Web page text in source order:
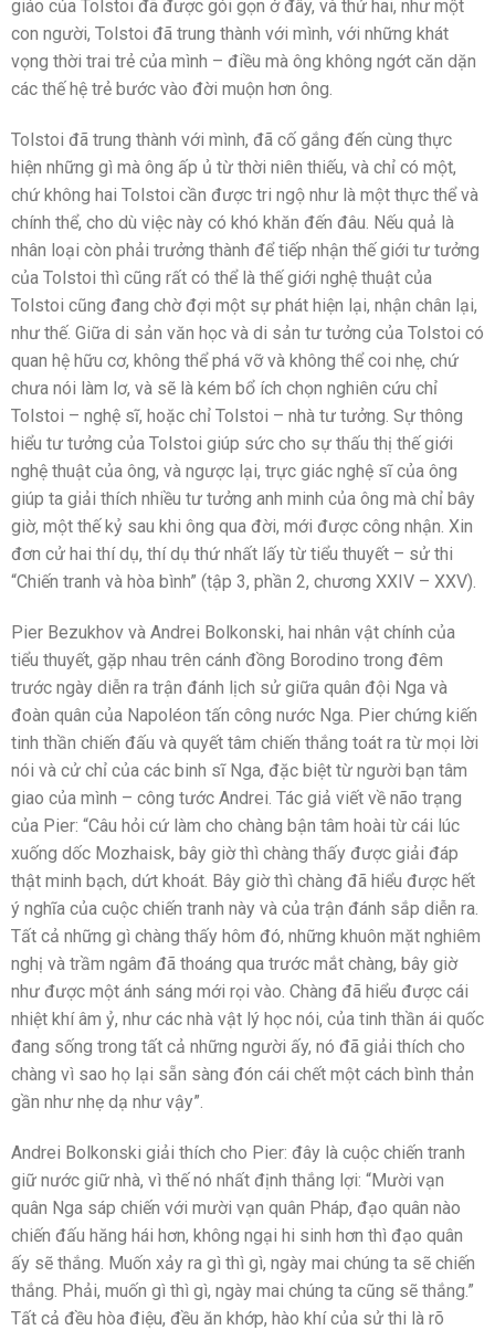
giáo của Tolstoi đã được gói gọn ở đây, và thứ hai, như một
con người, Tolstoi đã trung thành với mình, với những khát
vọng thời trai trẻ của mình – điều mà ông không ngớt căn dặn
các thế hệ trẻ bước vào đời muộn hơn ông.
Tolstoi đã trung thành với mình, đã cố gắng đến cùng thực
hiện những gì mà ông ấp ủ từ thời niên thiếu, và chỉ có một,
chứ không hai Tolstoi cần được tri ngộ như là một thực thể và
chính thể, cho dù việc này có khó khăn đến đâu. Nếu quả là
nhân loại còn phải trưởng thành để tiếp nhận thế giới tư tưởng
của Tolstoi thì cũng rất có thể là thế giới nghệ thuật của
Tolstoi cũng đang chờ đợi một sự phát hiện lại, nhận chân lại,
như thế. Giữa di sản văn học và di sản tư tưởng của Tolstoi có
quan hệ hữu cơ, không thể phá vỡ và không thể coi nhẹ, chứ
chưa nói làm lơ, và sẽ là kém bổ ích chọn nghiên cứu chỉ
Tolstoi – nghệ sĩ, hoặc chỉ Tolstoi – nhà tư tưởng. Sự thông
hiểu tư tưởng của Tolstoi giúp sức cho sự thấu thị thế giới
nghệ thuật của ông, và ngược lại, trực giác nghệ sĩ của ông
giúp ta giải thích nhiều tư tưởng anh minh của ông mà chỉ bây
giờ, một thế kỷ sau khi ông qua đời, mới được công nhận. Xin
đơn cử hai thí dụ, thí dụ thứ nhất lấy từ tiểu thuyết – sử thi
“Chiến tranh và hòa bình” (tập 3, phần 2, chương XXIV – XXV).
Pier Bezukhov và Andrei Bolkonski, hai nhân vật chính của
tiểu thuyết, gặp nhau trên cánh đồng Borodino trong đêm
trước ngày diễn ra trận đánh lịch sử giữa quân đội Nga và
đoàn quân của Napoléon tấn công nước Nga. Pier chứng kiến
tinh thần chiến đấu và quyết tâm chiến thắng toát ra từ mọi lời
nói và cử chỉ của các binh sĩ Nga, đặc biệt từ người bạn tâm
giao của mình – công tước Andrei. Tác giả viết về não trạng
của Pier: “Câu hỏi cứ làm cho chàng bận tâm hoài từ cái lúc
xuống dốc Mozhaisk, bây giờ thì chàng thấy được giải đáp
thật minh bạch, dứt khoát. Bây giờ thì chàng đã hiểu được hết
ý nghĩa của cuộc chiến tranh này và của trận đánh sắp diễn ra.
Tất cả những gì chàng thấy hôm đó, những khuôn mặt nghiêm
nghị và trầm ngâm đã thoáng qua trước mắt chàng, bây giờ
như được một ánh sáng mới rọi vào. Chàng đã hiểu được cái
nhiệt khí âm ỷ, như các nhà vật lý học nói, của tinh thần ái quốc
đang sống trong tất cả những người ấy, nó đã giải thích cho
chàng vì sao họ lại sẵn sàng đón cái chết một cách bình thản
gần như nhẹ dạ như vậy”.
Andrei Bolkonski giải thích cho Pier: đây là cuộc chiến tranh
giữ nước giữ nhà, vì thế nó nhất định thắng lợi: “Mười vạn
quân Nga sáp chiến với mười vạn quân Pháp, đạo quân nào
chiến đấu hăng hái hơn, không ngại hi sinh hơn thì đạo quân
ấy sẽ thắng. Muốn xảy ra gì thì gì, ngày mai chúng ta sẽ chiến
thắng. Phải, muốn gì thì gì, ngày mai chúng ta cũng sẽ thắng.”
Tất cả đều hòa điệu, đều ăn khớp, hào khí của sử thi là rõ